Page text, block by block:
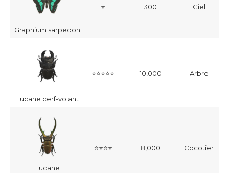
Graphium sarpedon
⭐ 300 Ciel
Lucane cerf-volant
⭐⭐⭐⭐⭐ 10,000 Arbre
Lucane
⭐⭐⭐⭐ 8,000 Cocotier